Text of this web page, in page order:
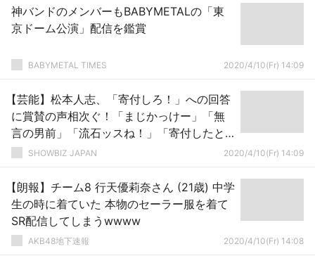
神バンドのメンバーもBABYMETALの「東
京ドーム公演」配信を鑑賞
BABYMETAL TIMES 2020/4/10(Fr) 14:09
【芸能】松本人志、「寄付しろ！」への回答
に賞賛の声相次ぐ！「まじかっけー」「無
言の男前」「流石ッスね！」「寄付したと
も言ってない（早口）」「多分してない
SHOWBIZ JAPAN 2020/4/10(Fr) 14:09
【朗報】チーム8 行天優莉奈さん (21歳) 中学
生の時に着ていた 本物のセーラー服を着て
SR配信してしまうwwww
AKB48地下速報 2020/4/10(Fr) 14:08